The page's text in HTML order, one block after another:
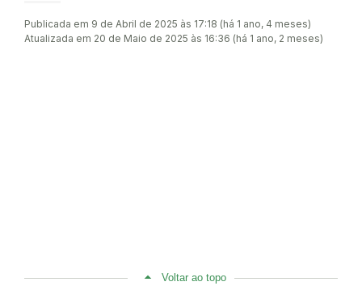
Publicada em 9 de Abril de 2025 às 17:18 (há 1 ano, 4 meses)
Atualizada em 20 de Maio de 2025 às 16:36 (há 1 ano, 2 meses)
Voltar ao topo